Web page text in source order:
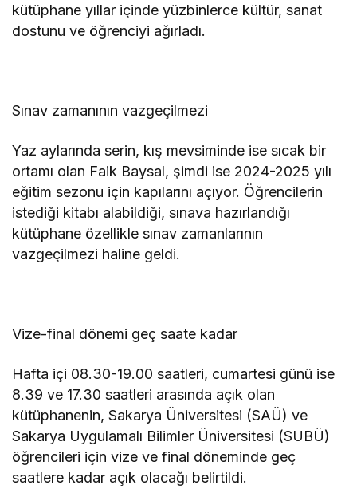
kütüphane yıllar içinde yüzbinlerce kültür, sanat
dostunu ve öğrenciyi ağırladı.
Sınav zamanının vazgeçilmezi
Yaz aylarında serin, kış mevsiminde ise sıcak bir
ortamı olan Faik Baysal, şimdi ise 2024-2025 yılı
eğitim sezonu için kapılarını açıyor. Öğrencilerin
istediği kitabı alabildiği, sınava hazırlandığı
kütüphane özellikle sınav zamanlarının
vazgeçilmezi haline geldi.
Vize-final dönemi geç saate kadar
Hafta içi 08.30-19.00 saatleri, cumartesi günü ise
8.39 ve 17.30 saatleri arasında açık olan
kütüphanenin, Sakarya Üniversitesi (SAÜ) ve
Sakarya Uygulamalı Bilimler Üniversitesi (SUBÜ)
öğrencileri için vize ve final döneminde geç
saatlere kadar açık olacağı belirtildi.